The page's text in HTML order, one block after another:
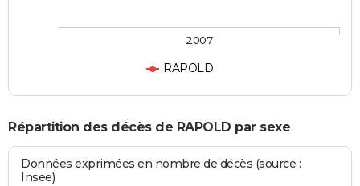
RAPOLD
2007
Répartition des décès de RAPOLD par sexe
Données exprimées en nombre de décès (source :
Insee)